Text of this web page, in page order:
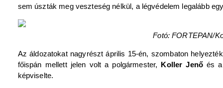
sem úszták meg veszteség nélkül, a légvédelem legalább
Fotó: FORTEPAN/
Az áldozatokat nagyrészt április 15-én, szombaton
főispán mellett jelen volt a polgármester, Koller Jenőés a
képviselte.